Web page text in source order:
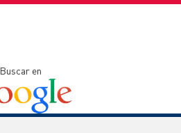
Buscar en